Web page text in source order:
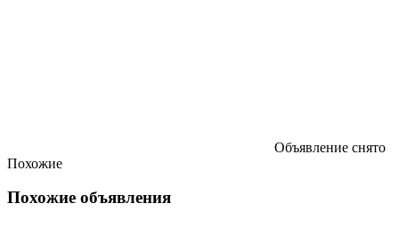
Объявление снято
Похожие
Похожие объявления